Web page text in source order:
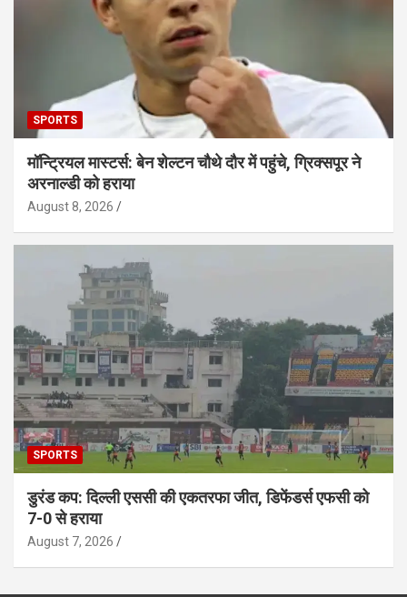
SPORTS
मॉन्ट्रियल मास्टर्स: बेन शेल्टन चौथे दौर में पहुंचे, ग्रिक्सपूर ने
अरनाल्डी को हराया
August 8, 2026
SPORTS
डुरंड कप: दिल्ली एससी की एकतरफा जीत, डिफेंडर्स एफसी को
7-0 से हराया
August 7, 2026